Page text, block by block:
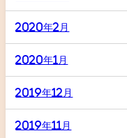
2020年2月
2020年1月
2019年12月
2019年11月